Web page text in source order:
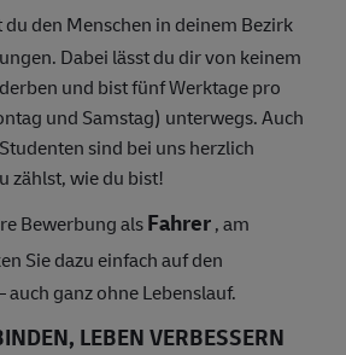
den Menschen in deinem Bezirk
Dabei lässt du dir von keinem
und bist fünf Werktage pro
und Samstag) unterwegs.Auch
sind bei uns herzlich
zählst, wie du bist!
Bewerbung alsFahrer, am
Sie dazu einfach auf den
auch ganz ohne Lebenslauf.
LEBEN VERBESSERN